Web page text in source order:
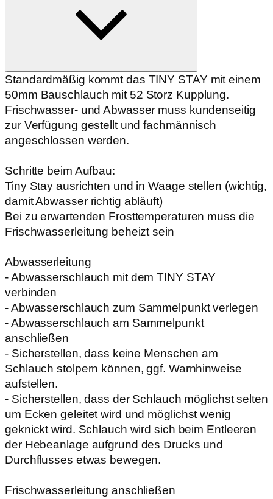
Standardmäßig kommt das TINY STAY mit einem
50mm Bauschlauch mit 52 Storz Kupplung.
Frischwasser- und Abwasser muss kundenseitig
zur Verfügung gestellt und fachmännisch
angeschlossen werden.
Schritte beim Aufbau:
Tiny Stay ausrichten und in Waage stellen (wichtig,
damit Abwasser richtig abläuft)
Bei zu erwartenden Frosttemperaturen muss die
Frischwasserleitung beheizt sein
Abwasserleitung
- Abwasserschlauch mit dem TINY STAY
verbinden
- Abwasserschlauch zum Sammelpunkt verlegen
- Abwasserschlauch am Sammelpunkt
anschließen
- Sicherstellen, dass keine Menschen am
Schlauch stolpern können, ggf. Warnhinweise
aufstellen.
- Sicherstellen, dass der Schlauch möglichst selten
um Ecken geleitet wird und möglichst wenig
geknickt wird. Schlauch wird sich beim Entleeren
der Hebeanlage aufgrund des Drucks und
Durchflusses etwas bewegen.
Frischwasserleitung anschließen